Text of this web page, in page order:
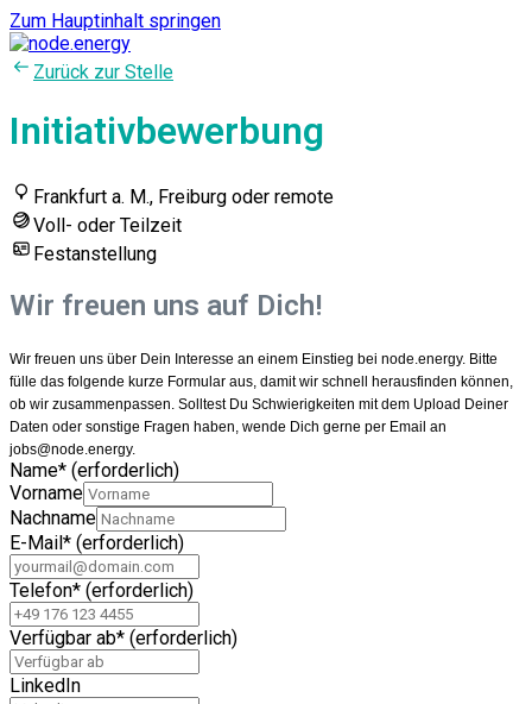
Zum Hauptinhalt springen
Zurück zur Stelle
Initiativbewerbung
Frankfurt a. M., Freiburg oder remote
Voll- oder Teilzeit
Festanstellung
Wir freuen uns auf Dich!
Wir freuen uns über Dein Interesse an einem Einstieg bei node.energy. Bitte
fülle das folgende kurze Formular aus, damit wir schnell herausfinden können,
ob wir zusammenpassen. Solltest Du Schwierigkeiten mit dem Upload Deiner
Daten oder sonstige Fragen haben, wende Dich gerne per Email an
jobs@node.energy.
Name* (erforderlich)
Vorname
Nachname
E-Mail* (erforderlich)
Telefon* (erforderlich)
Verfügbar ab* (erforderlich)
LinkedIn